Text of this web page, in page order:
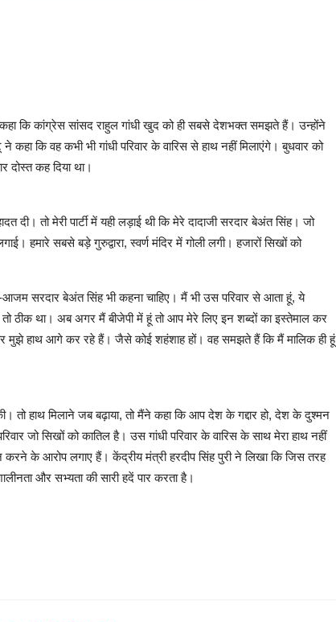
कहा कि कांग्रेस सांसद राहुल गांधी खुद को ही सबसे देशभक्त समझते हैं। उन्होंने
कि वह कभी भी गांधी परिवार के वारिस से हाथ नहीं मिलाएंगे। बुधवार को
दोस्त कह दिया था।
तो मेरी पार्टी में यही लड़ाई थी कि मेरे दादाजी सरदार बेअंत सिंह। जो
हमारे सबसे बड़े गुरुद्वारा, स्वर्ण मंदिर में गोली लगी। हजारों सिखों को
आजम सरदार बेअंत सिंह भी कहना चाहिए। मैं भी उस परिवार से आता हूं, ये
ठीक था। अब अगर मैं बीजेपी में हूं तो आप मेरे लिए इन शब्दों का इस्तेमाल कर
हाथ आगे कर रहे हैं। जैसे कोई शहंशाह हों। वह समझते हैं कि मैं मालिक ही हूं
तो हाथ मिलाने जब बढ़ाया, तो मैंने कहा कि आप देश के गद्दार हो, देश के दुश्मन
जो सिखों को कातिल है। उस गांधी परिवार के वारिस के साथ मेरा हाथ नहीं
करने के आरोप लगाए हैं। केंद्रीय मंत्री हरदीप सिंह पुरी ने लिखा कि जिस तरह
और सभ्यता की सारी हदें पार करता है।